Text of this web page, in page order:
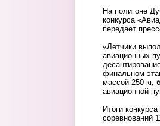
На полигоне
конкурса
передает
«Летчики
авиационных
финальном
массой 250 кг,
авиационной
Итоги
соревнований